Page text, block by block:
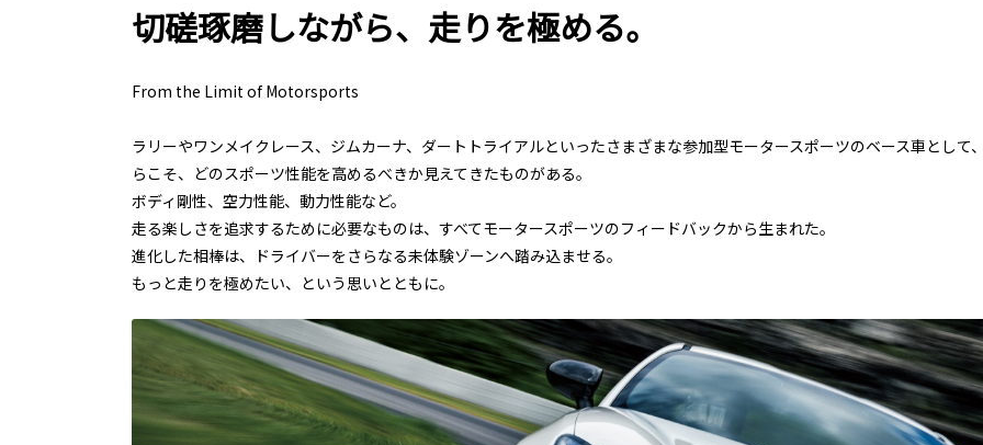
切磋琢磨しながら、走りを極める。
From the Limit of Motorsports
ラリーやワンメイクレース、ジムカーナ、ダートトライアルといったさまざまな参加型モータースポーツのベース車とし
らこそ、どのスポーツ性能を高めるべきか見えてきたものがある。
ボディ剛性、空力性能、動力性能など。
走る楽しさを追求するために必要なものは、すべてモータースポーツのフィードバックから生まれた。
進化した相棒は、ドライバーをさらなる未体験ゾーンへ踏み込ませる。
もっと走りを極めたい、という思いとともに。